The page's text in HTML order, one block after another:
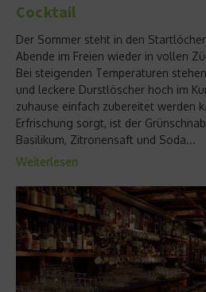
Cocktail
Der Sommer steht in den
Abende im Freien wieder in vollen
Bei steigenden Temperaturen
und leckere Durstlöscher hoch im
zuhause einfach zubereitet werden
Erfrischung sorgt, ist der
Basilikum, Zitronensaft und Soda...
Weiterlesen